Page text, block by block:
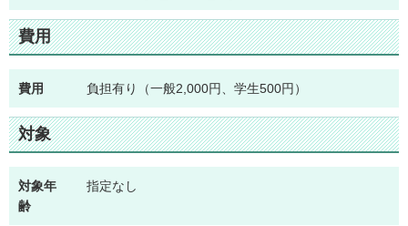
費用
費用 負担有り（一般2,000円、学生500円）
対象
対象年
齢
指定なし